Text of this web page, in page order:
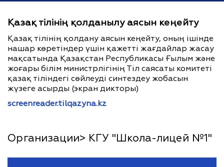
Қазақ тілінің қолданылу аясын кеңейту
Қазақ тілінің қолдану аясын кеңейту, оның ішінде
нашар көретіндер үшін қажетті жағдайлар жасау
мақсатында Қазақстан Республикасы Ғылым және
жоғары білім министрлігінің Тіл саясаты комитеті
қазақ тіліндегі сөйлеуді синтездеу жобасын
жүзеге асырды (экран дикторы)
screenreader.tilqazyna.kz
Организации> КГУ "Школа-лицей №1"